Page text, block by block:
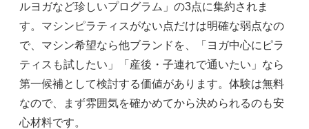
ルヨガなど珍しいプログラム」の3点に集約されま
す。マシンピラティスがない点だけは明確な弱点なの
で、マシン希望なら他ブランドを、「ヨガ中心にピラ
ティスも試したい」「産後・子連れで通いたい」なら
第一候補として検討する価値があります。体験は無料
なので、まず雰囲気を確かめてから決められるのも安
心材料です。